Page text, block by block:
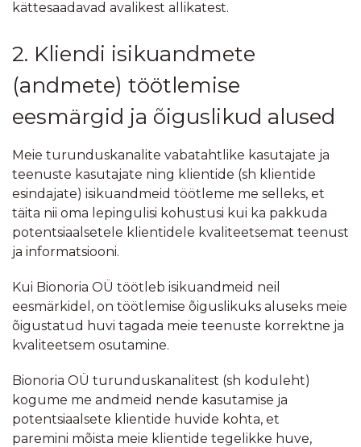
kättesaadavad avalikest allikatest.
2. Kliendi isikuandmete
(andmete) töötlemise
eesmärgid ja õiguslikud alused
Meie turunduskanalite vabatahtlike kasutajate ja
teenuste kasutajate ning klientide (sh klientide
esindajate) isikuandmeid töötleme me selleks, et
täita nii oma lepingulisi kohustusi kui ka pakkuda
potentsiaalsetele klientidele kvaliteetsemat teenust
ja informatsiooni.
Kui Bionoria OÜ töötleb isikuandmeid neil
eesmärkidel, on töötlemise õiguslikuks aluseks meie
õigustatud huvi tagada meie teenuste korrektne ja
kvaliteetsem osutamine.
Bionoria OÜ turunduskanalitest (sh koduleht)
kogume me andmeid nende kasutamise ja
potentsiaalsete klientide huvide kohta, et
paremini mõista meie klientide tegelikke huve,